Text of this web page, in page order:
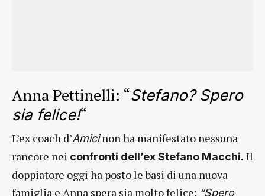
Anna Pettinelli: “Stefano? Spero
sia felice!“
L’ex coach d’Amicinon ha manifestato nessuna
rancore nei confronti dell’ex Stefano Macchi. Il
doppiatore oggi ha posto le basi di una nuova
famiglia e Anna spera sia molto felice: “Spero